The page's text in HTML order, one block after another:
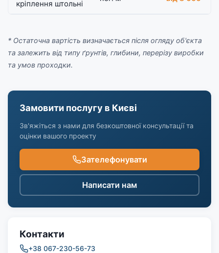
кріплення штольні
* Остаточна вартість визначається після огляду об'єкта
та залежить від типу ґрунтів, глибини, перерізу виробки
та умов проходки.
Замовити послугу в Києві
Зв'яжіться з нами для безкоштовної консультації та
оцінки вашого проекту
Зателефонувати
Написати нам
Контакти
+38 067-230-56-73